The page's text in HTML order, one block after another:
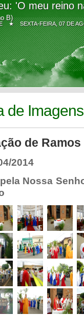
'O meu reino
B)
★SEXTA-FEIRA, 07 DE
de Imagens
de Ramos
2014
Nossa